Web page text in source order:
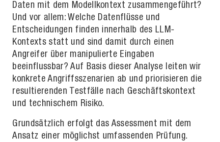
Daten mit dem Modellkontext zusammengeführt?
Und vor allem: Welche Datenflüsse und
Entscheidungen finden innerhalb des LLM-
Kontexts statt und sind damit durch einen
Angreifer über manipulierte Eingaben
beeinflussbar? Auf Basis dieser Analyse leiten wir
konkrete Angriffsszenarien ab und priorisieren die
resultierenden Testfälle nach Geschäftskontext
und technischem Risiko.
Grundsätzlich erfolgt das Assessment mit dem
Ansatz einer möglichst umfassenden Prüfung.